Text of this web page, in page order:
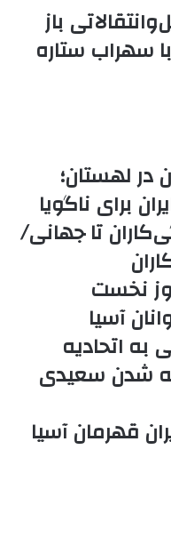
باز
سهراب ستاره
لهستان؛
برای ناگویا
تا جهانی/
نخست
آسیا
اتحادیه
شدن سعیدی
قهرمان آسیا